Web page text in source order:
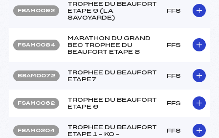
FSAM0092
TROPHEE DU BEAUFORT
ETAPE 9 (LA
SAVOYARDE)
FFS
FSAM0084
MARATHON DU GRAND
BEC TROPHEE DU
BEAUFORT ETAPE 8
FFS
BSAM0072
TROPHEE DU BEAUFORT
ETAPE7
FFS
FSAM0062
TROPHEE DU BEAUFORT
ETAPE 6
FFS
FSAM0204
TROPHEE DU BEAUFORT
ETAPE 1 – KO –
FFS